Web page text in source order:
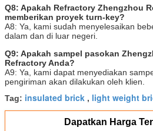
Q8: Apakah Refractory Zhengzhou
memberikan proyek turn-key?
A8: Ya, kami sudah menyelesaikan
dalam dan di luar negeri.
Q9: Apakah sampel pasokan
Refractory Anda?
A9: Ya, kami dapat menyediakan
pengiriman akan dilakukan oleh klien.
Tag: insulated brick , light weight
Dapatkan Harga